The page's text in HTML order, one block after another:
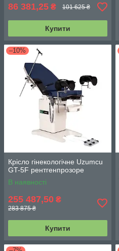
86 381,25 ₴ 101 625 ₴
Купити
–10%
Крісло гінекологічне Uzumcu
GT-5F рентгенпрозоре
В наявності
255 487,50 ₴
283 875 ₴
Купити